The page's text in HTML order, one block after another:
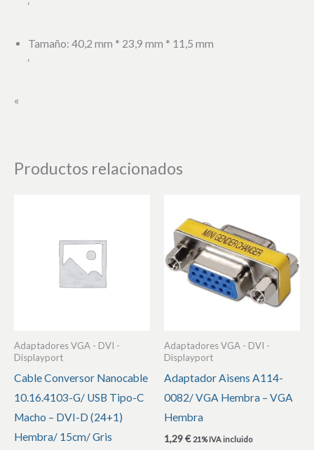
‘
Tamaño: 40,2 mm * 23,9 mm * 11,5 mm
‘
«
Productos relacionados
Adaptadores VGA - DVI -
Displayport
Cable Conversor Nanocable
10.16.4103-G/ USB Tipo-C
Macho – DVI-D (24+1)
Hembra/ 15cm/ Gris
Adaptadores VGA - DVI -
Displayport
Adaptador Aisens A114-
0082/ VGA Hembra – VGA
Hembra
1,29€ 21% IVA incluido